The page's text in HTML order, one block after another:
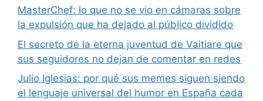
MasterChef: lo que no se vio en cámaras sobre
la expulsión que ha dejado al público dividido
El secreto de la eterna juventud de Vaitiare que
sus seguidores no dejan de comentar en redes
Julio Iglesias: por qué sus memes siguen siendo
el lenguaje universal del humor en España cada